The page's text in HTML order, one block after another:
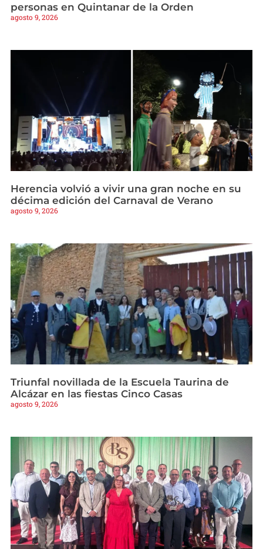
personas en Quintanar de la Orden
agosto 9, 2026
Herencia volvió a vivir una gran noche en su
décima edición del Carnaval de Verano
agosto 9, 2026
Triunfal novillada de la Escuela Taurina de
Alcázar en las fiestas Cinco Casas
agosto 9, 2026